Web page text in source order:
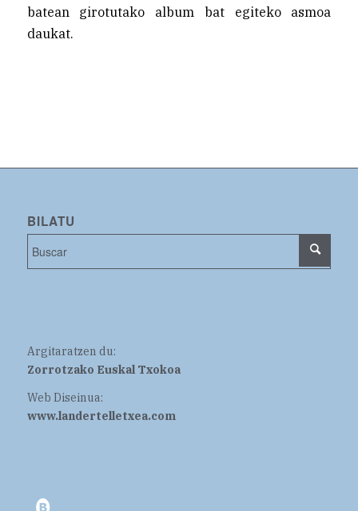
batean girotutako album bat egiteko asmoa
daukat.
BILATU
Argitaratzen du:
Zorrotzako Euskal Txokoa
Web Diseinua:
www.landertelletxea.com